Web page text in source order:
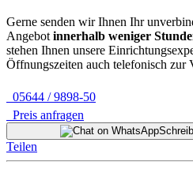
Gerne senden wir Ihnen Ihr
Angebot innerhalb weniger
stehen Ihnen unsere
Öffnungszeiten auch telefonisch zur
05644 / 9898-50
Preis anfragen
Teilen